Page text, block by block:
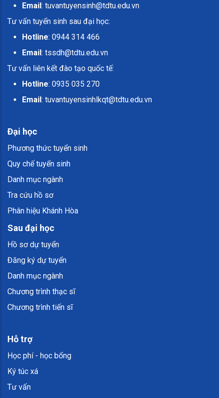
Email: tuvantuyensinh@tdtu.edu.vn
Tư vấn tuyển sinh sau đại học:
Hotline: 0944 314 466
Email: tssdh@tdtu.edu.vn
Tư vấn liên kết đào tạo quốc tế:
Hotline: 0935 035 270
Email: tuvantuyensinhlkqt@tdtu.edu.vn
Đại học
Phương thức tuyển sinh
Quy chế tuyển sinh
Danh mục ngành
Tra cứu hồ sơ
Phân hiệu Khánh Hòa
Sau đại học
Hồ sơ dự tuyển
Đăng ký dự tuyển
Danh mục ngành
Chương trình thạc sĩ
Chương trình tiến sĩ
Hỗ trợ
Học phí - học bổng
Ký túc xá
Tư vấn